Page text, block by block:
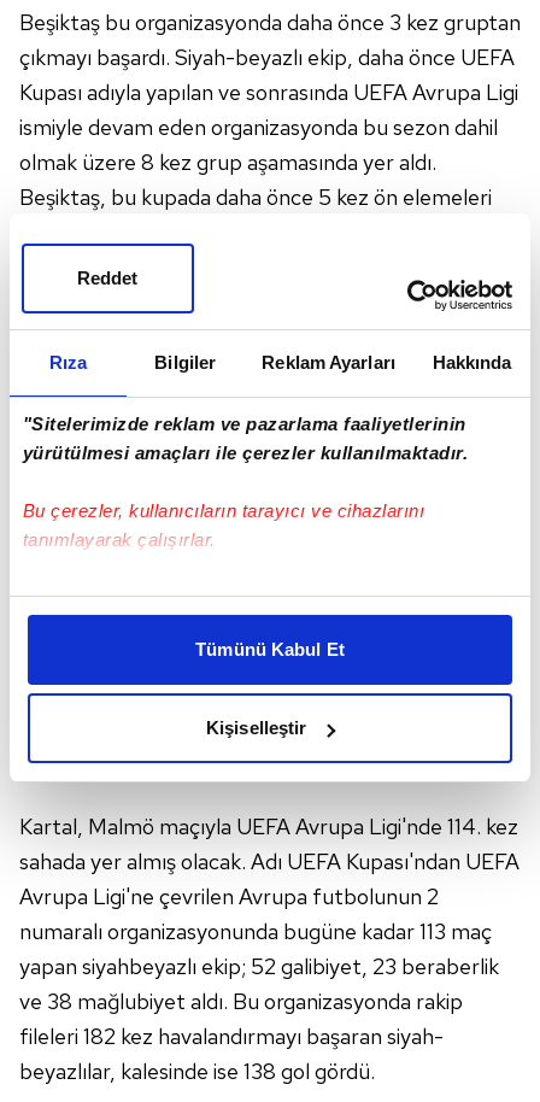
Rıza Bilgiler Reklam Ayarları Hakkında
"Sitelerimizde reklam ve pazarlama faaliyetlerinin
yürütülmesi amaçları ile çerezler kullanılmaktadır.
Bu çerezler, kullanıcıların tarayıcı ve cihazlarını
tanımlayarak çalışırlar.
Bu çerezlere izin vermeniz halinde sizlere özel
daha iyi reklam deneyimi yaşatabiliriz. Bunu yaparken
amacımızın size daha iyi bir reklam deneyimi sunmak
elimizden gelen çabayı gösterdiğimizi ve bu noktada,
Her halükârda, kullanıcılar, bu çerezlere izin vermedikleri
takdirde, kullanıcılara hedefli reklamlar
gösterilmeyecektir."
Sizlere daha iyi bir hizmet sunabilmek için İnternet
Sitemizde kendimize ve üçüncü kişilere ait çerezler
kullanılmaktadır. Bu çerezler vasıtasıyla çeşitli kişisel
verileriniz işlenmekte olup gerekli olan çerezler bilgi
toplumu hizmetlerinin sunulması amacıyla
Tümünü Kabul Et
Kişiselleştir
Reddet
Beşiktaş bu organizasyonda daha önce 3 kez gruptan
çıkmayı başardı. Siyah-beyazlı ekip, daha önce UEFA
Kupası adıyla yapılan ve sonrasında UEFA Avrupa Ligi
ismiyle devam eden organizasyonda bu sezon dahil
olmak üzere 8 kez grup aşamasında yer aldı.
Beşiktaş, bu kupada daha önce 5 kez ön elemeleri
3 KEZ ÇEYREK FİNAL
Beşiktaş,Avrupa kupalarında 3 kez çeyrek finale
yükselmeyi başardı. Şampiyon Kulüpler Kupası'nda
beyazlı ekip, 2002-03 sezonunda UEFA Kupası'nda
aynı başarıyı sergiledi. Beşiktaş, Avrupa'daki en
yaşadı. Siyah-beyazlılar, Güneş'in teknik
direktörlüğünde 2016- 17'de UEFA Avrupa Ligi'nde
çeyrek finalde mücadele etti.
AVRUPA LİGİ'NDE 114. RANDEVU
Kartal, Malmö maçıyla UEFA Avrupa Ligi'nde 114. kez
sahada yer almış olacak. Adı UEFA Kupası'ndan UEFA
Avrupa Ligi'ne çevrilen Avrupa futbolunun 2
numaralı organizasyonunda bugüne kadar 113 maç
yapan siyahbeyazlı ekip; 52 galibiyet, 23 beraberlik
ve 38 mağlubiyet aldı. Bu organizasyonda rakip
fileleri 182 kez havalandırmayı başaran siyah-
beyazlılar, kalesinde ise 138 gol gördü.